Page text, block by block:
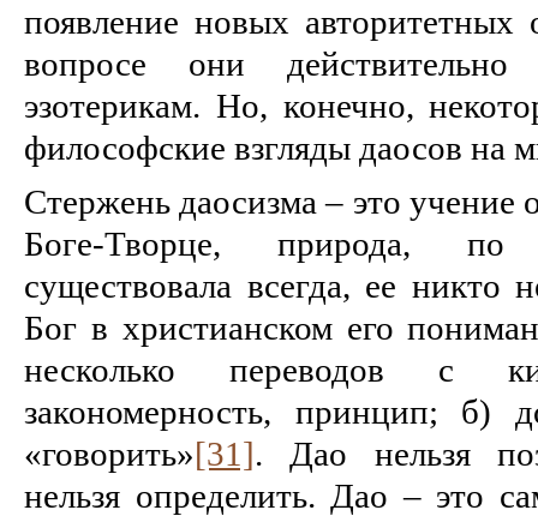
появление новых авторитетных
вопросе они
эзотерикам. Но, конечно,
философские взгляды даосов на
Стержень даосизма – это учение
Боге-Творце, природа, по
существовала всегда, ее никто
Бог в христианском его
несколько переводов с
закономерность, принцип; б)
«говорить»[31]. Дао нельзя
нельзя определить. Дао – это